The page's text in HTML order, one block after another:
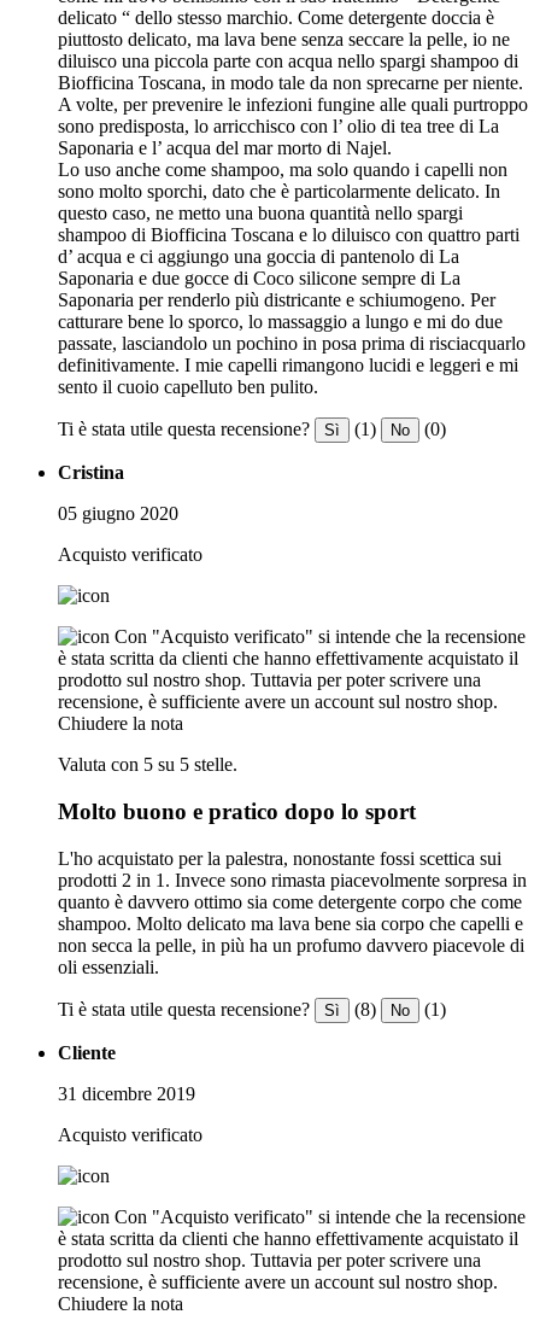
delicato “ dello stesso marchio. Come detergente doccia è
piuttosto delicato, ma lava bene senza seccare la pelle, io ne
diluisco una piccola parte con acqua nello spargi shampoo di
Biofficina Toscana, in modo tale da non sprecarne per niente.
A volte, per prevenire le infezioni fungine alle quali purtroppo
sono predisposta, lo arricchisco con l’ olio di tea tree di La
Saponaria e l’ acqua del mar morto di Najel.
Lo uso anche come shampoo, ma solo quando i capelli non
sono molto sporchi, dato che è particolarmente delicato. In
questo caso, ne metto una buona quantità nello spargi
shampoo di Biofficina Toscana e lo diluisco con quattro parti
d’ acqua e ci aggiungo una goccia di pantenolo di La
Saponaria e due gocce di Coco silicone sempre di La
Saponaria per renderlo più districante e schiumogeno. Per
catturare bene lo sporco, lo massaggio a lungo e mi do due
passate, lasciandolo un pochino in posa prima di risciacquarlo
definitivamente. I mie capelli rimangono lucidi e leggeri e mi
sento il cuoio capelluto ben pulito.
Ti è stata utile questa recensione? Sì (1) No (0)
Cristina
05 giugno 2020
Acquisto verificato
Con "Acquisto verificato" si intende che la recensione
è stata scritta da clienti che hanno effettivamente acquistato il
prodotto sul nostro shop. Tuttavia per poter scrivere una
recensione, è sufficiente avere un account sul nostro shop.
Chiudere la nota
Valuta con 5 su 5 stelle.
Molto buono e pratico dopo lo sport
L'ho acquistato per la palestra, nonostante fossi scettica sui
prodotti 2 in 1. Invece sono rimasta piacevolmente sorpresa in
quanto è davvero ottimo sia come detergente corpo che come
shampoo. Molto delicato ma lava bene sia corpo che capelli e
non secca la pelle, in più ha un profumo davvero piacevole di
oli essenziali.
Ti è stata utile questa recensione? Sì (8) No (1)
Cliente
31 dicembre 2019
Acquisto verificato
Con "Acquisto verificato" si intende che la recensione
è stata scritta da clienti che hanno effettivamente acquistato il
prodotto sul nostro shop. Tuttavia per poter scrivere una
recensione, è sufficiente avere un account sul nostro shop.
Chiudere la nota